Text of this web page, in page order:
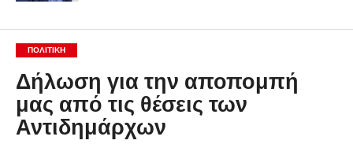
ΠΟΛΙΤΙΚΉ
Δήλωση για την αποπομπή
μας από τις θέσεις των
Αντιδημάρχων